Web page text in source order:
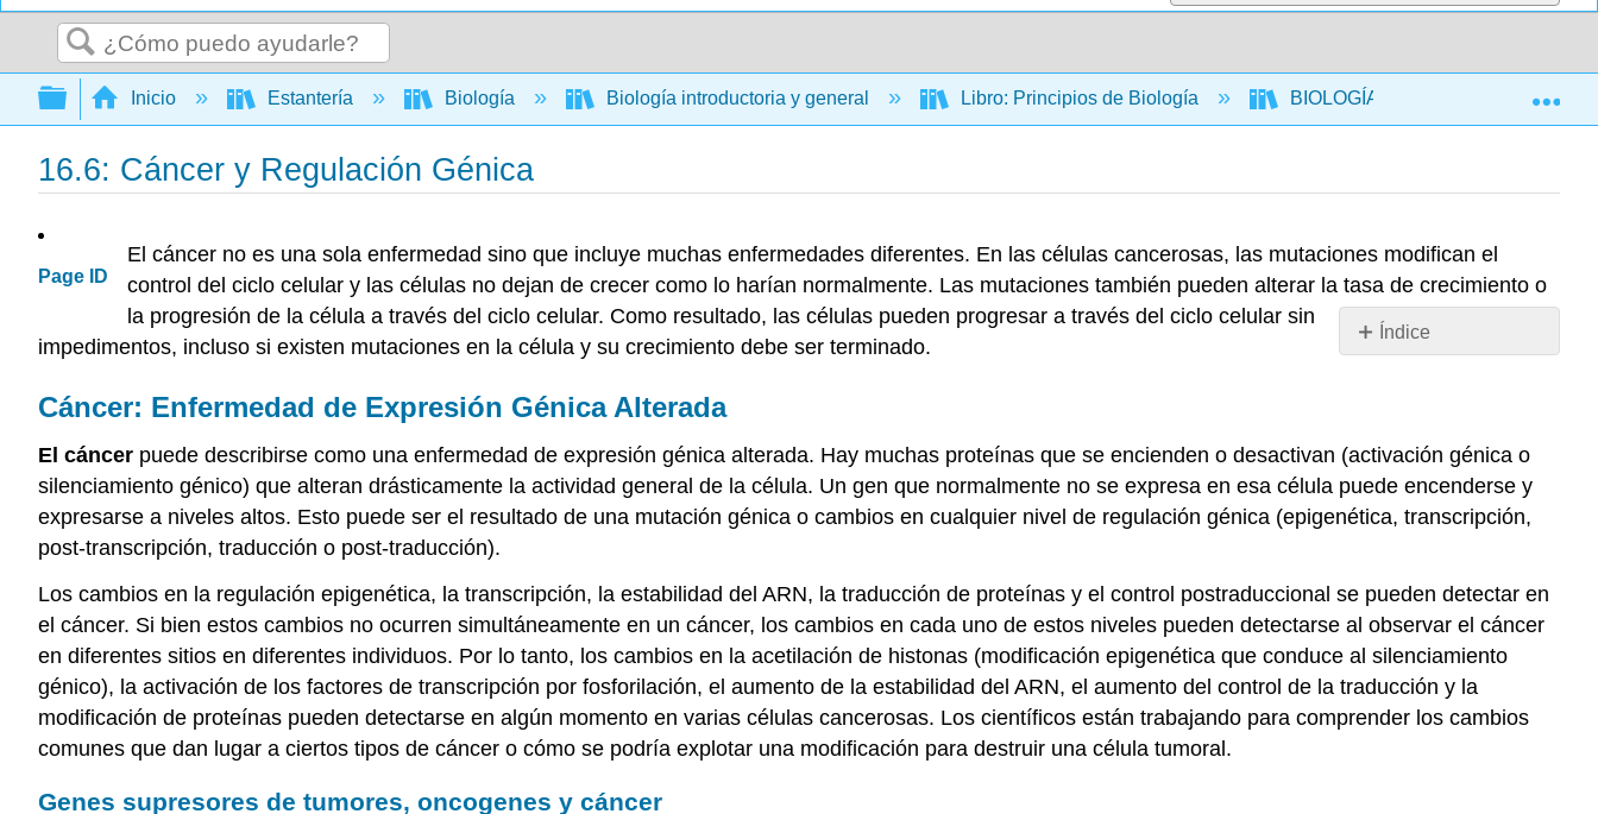
Buscar
Expandir/contraer jerarquía global
Inicio Estantería Biología Biología introductoria y general Libro: Principios de Biología BIOLOGÍA 212: Genética
16.6: Cáncer y Regulación Génica
Page ID
Índice
Expresión
Alterada
de
oncogenes
y
cáncer
Cáncer
El cáncer no es una sola enfermedad sino que incluye muchas enfermedades diferentes. En las células cancerosas, las mutaciones modifican el
control del ciclo celular y las células no dejan de crecer como lo harían normalmente. Las mutaciones también pueden alterar la tasa de crecimiento o
la progresión de la célula a través del ciclo celular. Como resultado, las células pueden progresar a través del ciclo celular sin
impedimentos, incluso si existen mutaciones en la célula y su crecimiento debe ser terminado.
Cáncer: Enfermedad de Expresión Génica Alterada
El cáncer puede describirse como una enfermedad de expresión génica alterada. Hay muchas proteínas que se encienden o desactivan (activación génica o
silenciamiento génico) que alteran drásticamente la actividad general de la célula. Un gen que normalmente no se expresa en esa célula puede encenderse y
expresarse a niveles altos. Esto puede ser el resultado de una mutación génica o cambios en cualquier nivel de regulación génica (epigenética, transcripción,
post-transcripción, traducción o post-traducción).
Los cambios en la regulación epigenética, la transcripción, la estabilidad del ARN, la traducción de proteínas y el control postraduccional se pueden detectar en
el cáncer. Si bien estos cambios no ocurren simultáneamente en un cáncer, los cambios en cada uno de estos niveles pueden detectarse al observar el cáncer
en diferentes sitios en diferentes individuos. Por lo tanto, los cambios en la acetilación de histonas (modificación epigenética que conduce al silenciamiento
génico), la activación de los factores de transcripción por fosforilación, el aumento de la estabilidad del ARN, el aumento del control de la traducción y la
modificación de proteínas pueden detectarse en algún momento en varias células cancerosas. Los científicos están trabajando para comprender los cambios
comunes que dan lugar a ciertos tipos de cáncer o cómo se podría explotar una modificación para destruir una célula tumoral.
Genes supresores de tumores, oncogenes y cáncer